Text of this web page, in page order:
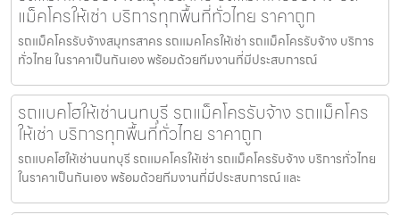
แม็คโครให้เช่า บริการทุกพื้นที่ทั่วไทย ราคาถูก
รถแม็คโครรับจ้างสมุทรสาคร รถแมคโครให้เช่า รถแม็คโครรับจ้าง บริการ
ทั่วไทย ในราคาเป็นกันเอง พร้อมด้วยทีมงานที่มีประสบการณ์
รถแบคโฮให้เช่านนทบุรี รถแม็คโครรับจ้าง รถแม็คโคร
ให้เช่า บริการทุกพื้นที่ทั่วไทย ราคาถูก
รถแบคโฮให้เช่านนทบุรี รถแมคโครให้เช่า รถแม็คโครรับจ้าง บริการทั่วไทย
ในราคาเป็นกันเอง พร้อมด้วยทีมงานที่มีประสบการณ์ และ